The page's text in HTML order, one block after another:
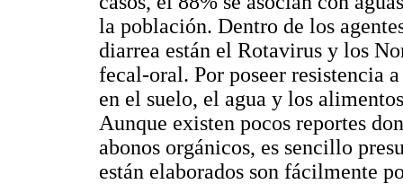
la población. Dentro de los
diarrea están el Rotavirus y los
fecal-oral. Por poseer resistencia
en el suelo, el agua y los
Aunque existen pocos reportes
abonos orgánicos, es sencillo
están elaborados son fácilmente